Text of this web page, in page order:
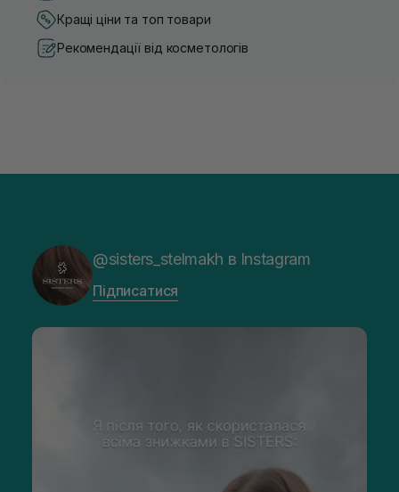
Кращі ціни та топ товари
Рекомендації від косметологів
@sisters_stelmakh в Instagram
Підписатися